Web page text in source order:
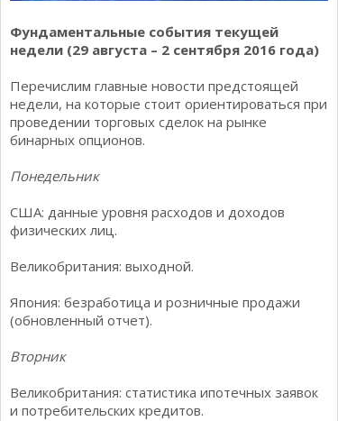
Фундаментальные события текущей
недели (29 августа – 2 сентября 2016 года)
Перечислим главные новости предстоящей
недели, на которые стоит ориентироваться при
проведении торговых сделок на рынке
бинарных опционов.
Понедельник
США: данные уровня расходов и доходов
физических лиц.
Великобритания: выходной.
Япония: безработица и розничные продажи
(обновленный отчет).
Вторник
Великобритания: статистика ипотечных заявок
и потребительских кредитов.